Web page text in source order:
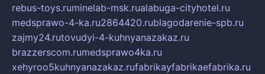
rebus-toys.ruminelab-msk.rualabuga-cityhotel.ru
medsprawo-4-ka.ru2864420.rublagodarenie-spb.ru
zajmy24.rutovudyi-4-kuhnyanazakaz.ru
brazzerscom.rumedsprawo4ka.ru
xehyroo5kuhnyanazakaz.rufabrikayfabrikaefabrika.ru